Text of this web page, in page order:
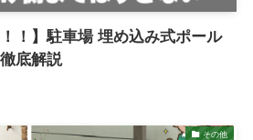
！】駐車場 埋め込み式ポール
底解説
その他